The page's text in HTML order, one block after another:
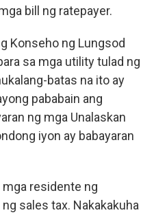
bill ng ratepayer.
Konseho ng Lungsod
sa mga utility tulad ng
batas na ito ay
pababain ang
ng mga Unalaskan
iyon ay babayaran
mga residente ng
sales tax. Nakakakuha